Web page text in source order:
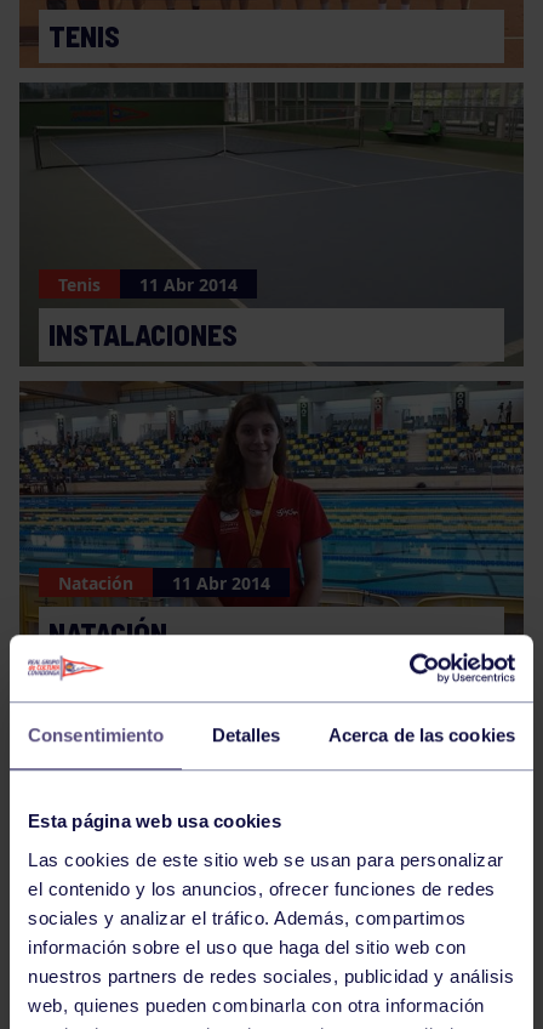
Consentimiento Detalles Acerca de las cookies
Esta página web usa cookies
Las cookies de este sitio web se usan para personalizar
el contenido y los anuncios, ofrecer funciones de redes
sociales y analizar el tráfico. Además, compartimos
información sobre el uso que haga del sitio web con
nuestros partners de redes sociales, publicidad y análisis
web, quienes pueden combinarla con otra información
TENIS
Tenis 11 Abr 2014
INSTALACIONES
Natación 11 Abr 2014
NATACIÓN
Atletismo 10 Abr 2014
ATLETISMO